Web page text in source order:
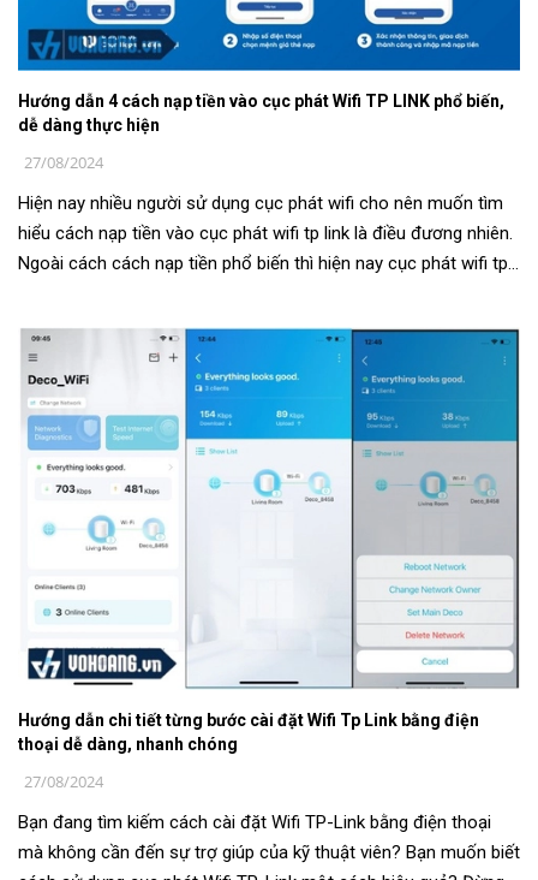
Hướng dẫn 4 cách nạp tiền vào cục phát Wifi TP LINK phổ biến,
dễ dàng thực hiện
27/08/2024
Hiện nay nhiều người sử dụng cục phát wifi cho nên muốn tìm
hiểu cách nạp tiền vào cục phát wifi tp link là điều đương nhiên.
Ngoài cách cách nạp tiền phổ biến thì hiện nay cục phát wifi tp
Hướng dẫn chi tiết từng bước cài đặt Wifi Tp Link bằng điện
thoại dễ dàng, nhanh chóng
27/08/2024
Bạn đang tìm kiếm cách cài đặt Wifi TP-Link bằng điện thoại
mà không cần đến sự trợ giúp của kỹ thuật viên? Bạn muốn biết